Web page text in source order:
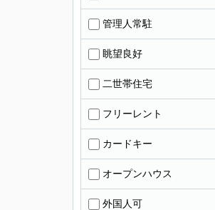
管理人常駐
眺望良好
二世帯住宅
フリーレント
カードキー
オープンハウス
外国人可